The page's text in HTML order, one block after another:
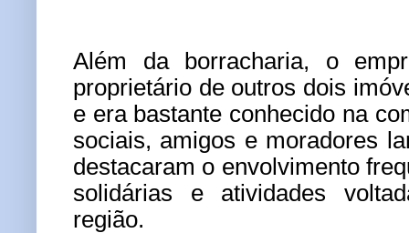
Além da borracharia, o
proprietário de outros dois
e era bastante conhecido na
sociais, amigos e moradores
destacaram o envolvimento
solidárias e atividades
região.